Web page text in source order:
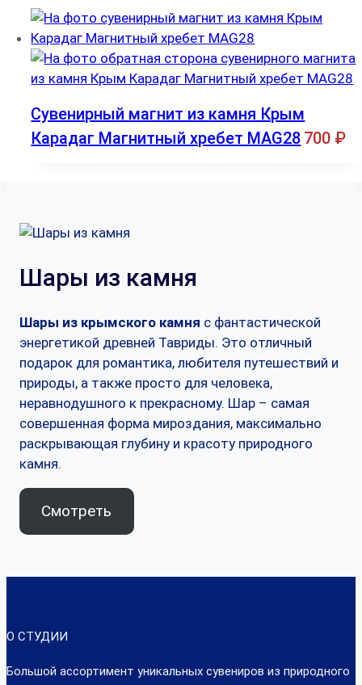
Сувенирный магнит из камня Крым
Карадаг Магнитный хребет MAG28 700 ₽
Шары из камня
Шары из крымского камня с фантастической
энергетикой древней Тавриды. Это отличный
подарок для романтика, любителя путешествий и
природы, а также просто для человека,
неравнодушного к прекрасному. Шар – самая
совершенная форма мироздания, максимально
раскрывающая глубину и красоту природного
камня.
Смотреть
О СТУДИИ
Большой ассортимент уникальных сувениров из природного